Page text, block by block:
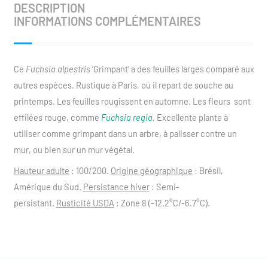
DESCRIPTION
INFORMATIONS COMPLÉMENTAIRES
Ce Fuchsia alpestris‘Grimpant’ a des feuilles larges comparé aux
autres espèces. Rustique à Paris, où il repart de souche au
printemps. Les feuilles rougissent en automne. Les fleurs sont
effilées rouge, comme Fuchsia regia. Excellente plante à
utiliser comme grimpant dans un arbre, à palisser contre un
mur, ou bien sur un mur végétal.
Hauteur adulte : 100/200. Origine géographique : Brésil,
Amérique du Sud. Persistance hiver: Semi-
persistant. Rusticité USDA : Zone 8 (-12.2°C/-6.7°C).